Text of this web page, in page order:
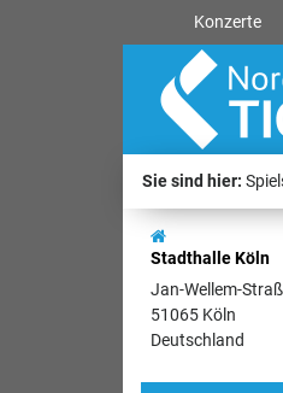
Konzerte
Sie sind hier:
Stadthalle Köln
Jan-Wellem-
51065 Köln
Deutschland